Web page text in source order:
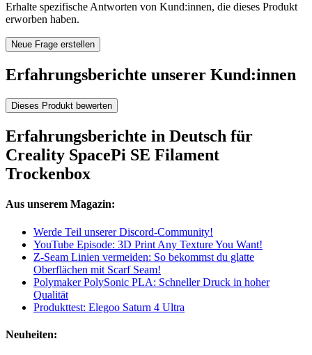
Erhalte spezifische Antworten von Kund:innen, die dieses Produkt
erworben haben.
Neue Frage erstellen
Erfahrungsberichte unserer Kund:innen
Dieses Produkt bewerten
Erfahrungsberichte in Deutsch für
Creality SpacePi SE Filament
Trockenbox
Aus unserem Magazin:
Werde Teil unserer Discord-Community!
YouTube Episode: 3D Print Any Texture You Want!
Z-Seam Linien vermeiden: So bekommst du glatte
Oberflächen mit Scarf Seam!
Polymaker PolySonic PLA: Schneller Druck in hoher
Qualität
Produkttest: Elegoo Saturn 4 Ultra
Neuheiten: